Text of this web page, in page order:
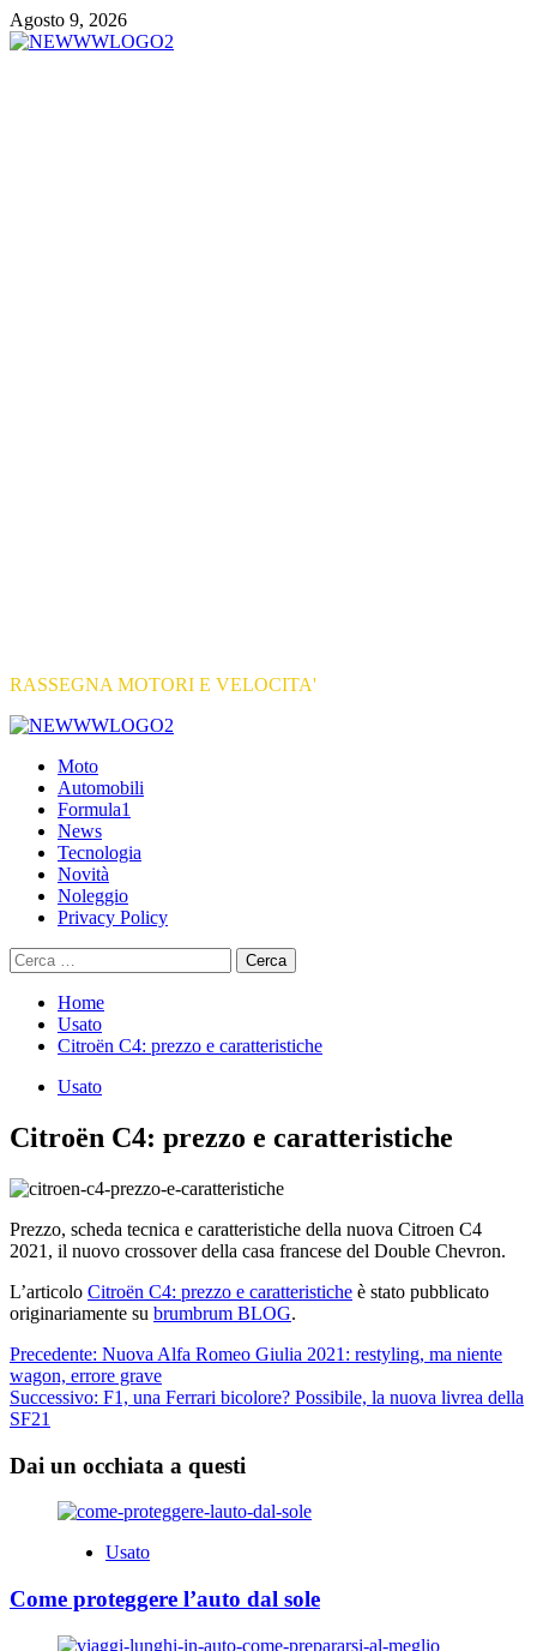
Vai
al
Agosto 9, 2026
RASSEGNA MOTORI E VELOCITA'
Primary
Moto
Automobili
Formula1
News
Tecnologia
Novità
Noleggio
Privacy Policy
Ricerca
per:
Home
Usato
Citroën C4: prezzo e caratteristiche
Usato
Citroën C4: prezzo e caratteristiche
Prezzo, scheda tecnica e caratteristiche della nuova Citroen C4
2021, il nuovo crossover della casa francese del Double Chevron.
L’articolo Citroën C4: prezzo e caratteristiche è stato pubblicato
originariamente su brumbrum BLOG.
Navigazione
articolo
Precedente: Nuova Alfa Romeo Giulia 2021: restyling, ma niente
wagon, errore grave
Successivo: F1, una Ferrari bicolore? Possibile, la nuova livrea della
SF21
Dai un occhiata a questi
Usato
Come proteggere l’auto dal sole